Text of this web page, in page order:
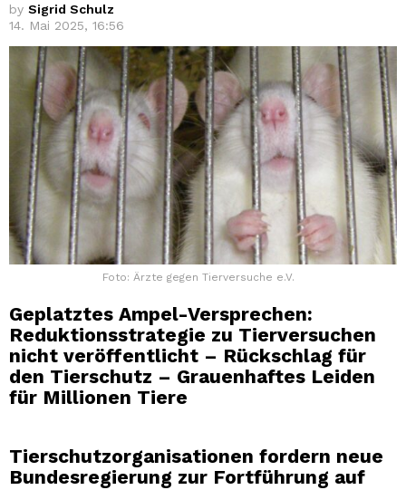
by Sigrid Schulz
14. Mai 2025, 16:56
Foto: Ärzte gegen Tierversuche e.V.
Geplatztes Ampel-Versprechen:
Reduktionsstrategie zu Tierversuchen
nicht veröffentlicht – Rückschlag für
den Tierschutz – Grauenhaftes Leiden
für Millionen Tiere
Tierschutzorganisationen fordern neue
Bundesregierung zur Fortführung auf